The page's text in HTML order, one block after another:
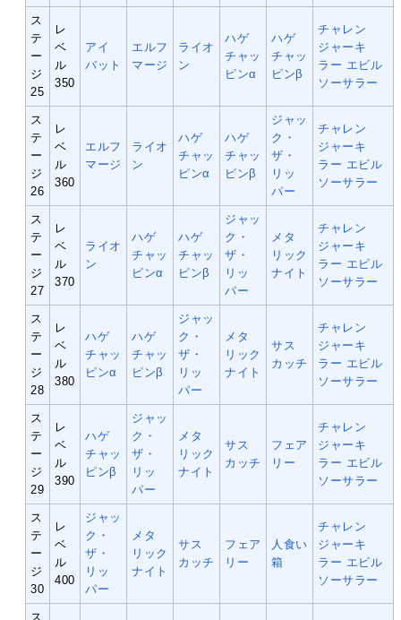
ス
テ
ー
ジ
25
レ
ベ
ル
350
アイ
バット
エルフ
マージ
ライオ
ン
ハゲ
チャッ
ピンα
ハゲ
チャッ
ピンβ
チャレン
ジャーキ
ラー エビル
ソーサラー
ス
テ
ー
ジ
26
レ
ベ
ル
360
エルフ
マージ
ライオ
ン
ハゲ
チャッ
ピンα
ハゲ
チャッ
ピンβ
ジャッ
ク・
ザ・
リッ
パー
チャレン
ジャーキ
ラー エビル
ソーサラー
ス
テ
ー
ジ
27
レ
ベ
ル
370
ライオ
ン
ハゲ
チャッ
ピンα
ハゲ
チャッ
ピンβ
ジャッ
ク・
ザ・
リッ
パー
メタ
リック
ナイト
チャレン
ジャーキ
ラー エビル
ソーサラー
ス
テ
ー
ジ
28
レ
ベ
ル
380
ハゲ
チャッ
ピンα
ハゲ
チャッ
ピンβ
ジャッ
ク・
ザ・
リッ
パー
メタ
リック
ナイト
サス
カッチ
チャレン
ジャーキ
ラー エビル
ソーサラー
ス
テ
ー
ジ
29
レ
ベ
ル
390
ハゲ
チャッ
ピンβ
ジャッ
ク・
ザ・
リッ
パー
メタ
リック
ナイト
サス
カッチ
フェア
リー
チャレン
ジャーキ
ラー エビル
ソーサラー
ス
テ
ー
ジ
30
レ
ベ
ル
400
ジャッ
ク・
ザ・
リッ
パー
メタ
リック
ナイト
サス
カッチ
フェア
リー
人食い
箱
チャレン
ジャーキ
ラー エビル
ソーサラー
ス